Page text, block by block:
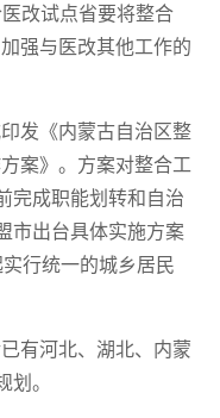
改试点省要将整合
强与医改其他工作的
发《内蒙古自治区整
案》。方案对整合工
完成职能划转和自治
市出台具体实施方案
行统一的城乡居民
有河北、湖北、内蒙
。